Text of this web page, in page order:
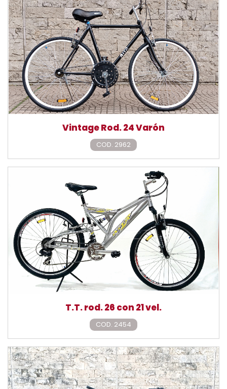
Vintage Rod. 24 Varón
COD. 2962
T.T. rod. 26 con 21 vel.
COD. 2454